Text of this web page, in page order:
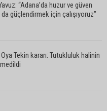
“Adana’da huzur ve güven
da güçlendirmek için çalışıyoruz”
Tekin kararı: Tutukluluk halinin
evinde silahlı kavga kamerada: